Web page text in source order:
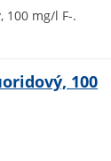
100 mg/l F-.
100